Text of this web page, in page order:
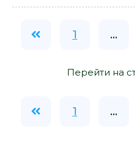
1 ...
Перейти на
1 ...